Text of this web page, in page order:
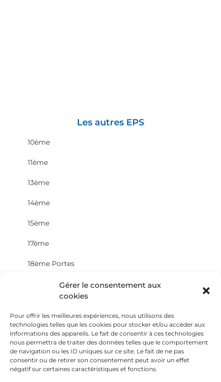
Gérer le consentement aux
cookies
Pour offrir les meilleures expériences, nous utilisons des
technologies telles que les cookies pour stocker et/ou accéder aux
informations des appareils. Le fait de consentir à ces technologies
nous permettra de traiter des données telles que le comportement
de navigation ou les ID uniques sur ce site. Le fait de ne pas
consentir ou de retirer son consentement peut avoir un effet
négatif sur certaines caractéristiques et fonctions.
Les autres EPS
10ème
11ème
13ème
14ème
15ème
17ème
18ème Portes
18ème Faubourgs
19ème Flandre
20ème Belleville Amandiers Pelleport
20ème Portes